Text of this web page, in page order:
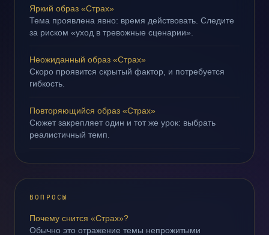
Яркий образ «Страх»
Тема проявлена явно: время действовать. Следите
за риском «уход в тревожные сценарии».
Неожиданный образ «Страх»
Скоро проявится скрытый фактор, и потребуется
гибкость.
Повторяющийся образ «Страх»
Сюжет закрепляет один и тот же урок: выбрать
реалистичный темп.
ВОПРОСЫ
Почему снится «Страх»?
Обычно это отражение темы непрожитыми